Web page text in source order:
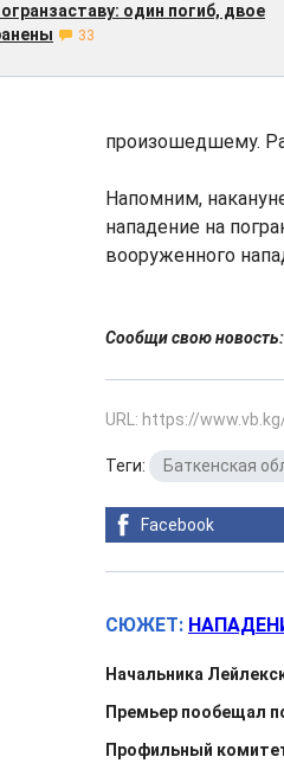
один погиб, двое
33
произошедшему.
Напомним,
нападение на
вооруженного
Сообщи свою
URL: https://
Теги: Баткенская
Facebook
СЮЖЕТ:
Начальника
Премьер пообещал
Профильный